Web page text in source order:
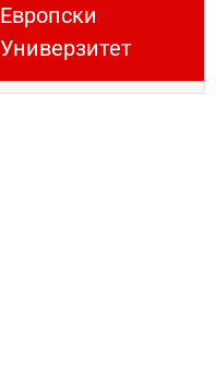
Европски
Универзитет